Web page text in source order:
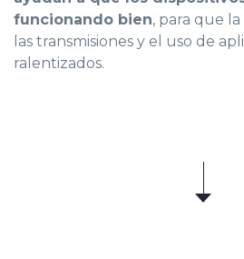
funcionando bien, para que
las transmisiones y el uso de
ralentizados.